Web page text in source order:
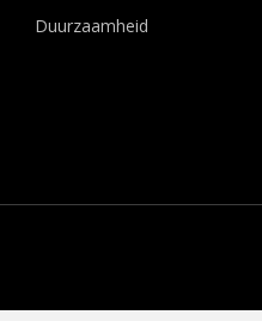
Duurzaamheid